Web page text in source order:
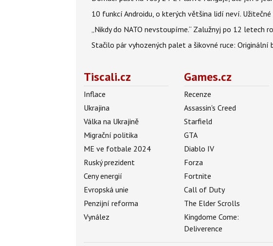
10 funkcí Androidu, o kterých většina lidí neví.
„Nikdy do NATO nevstoupíme.“ Zalužnyj po 12 letech
Stačilo pár vyhozených palet a šikovné ruce:
Tiscali.cz
Inflace
Ukrajina
Válka na Ukrajině
Migrační politika
ME ve fotbale 2024
Ruský prezident
Ceny energií
Evropská unie
Penzijní reforma
Vynález
Games.cz
Recenze
Assassin's Creed
Starfield
GTA
Diablo IV
Forza
Fortnite
Call of Duty
The Elder Scrolls
Kingdome Come:
Deliverence